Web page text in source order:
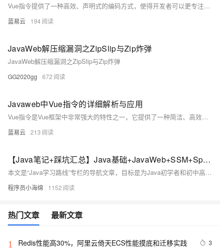
Vue指令提供了一种高效、声明式的编码方式，使得开发者可以更专注于数据和业务逻辑，而不是DOM操作的细节。通过熟练使用Vue指令，可以极大地提高开发效率和项目的可维护性。
蓝易云 194
JavaWeb解压缩漏洞之ZipSlip与Zip炸弹
JavaWeb解压缩漏洞之ZipSlip与Zip炸弹
GG2020gg 672
Javaweb中Vue指令的详细解析与应用
Vue指令是Vue框架中非常强大的特性之一，它提供了一种简洁、高效的方式来增强HTML元素和组件的功能。通过合理使用这些指令，可以使你的JavaWeb应用更加响应用户的操作，提高交互性和用户体验。而且，通过创建自定义指令，你可以进一步扩展Vue的功能，使其更贴合你的应用需求。
蓝易云 213
【Java笔记+踩坑汇总】Java基础+JavaWeb+SSM+SpringBoot+SpringCloud+瑞吉外卖/谷粒商城/学成在线+设计模式+面试题汇总+性能调优/架构设计+源码解析
本文是“Java学习路线”专栏的导航文章，目标是为Java初学者和初中高级工程师提供一套完整的Java学习路线。
程序员小海绵 1152
热门文章 最新文章
1 Redis性能高30%，阿里云倚天ECS性能摸底和迁移实践 3